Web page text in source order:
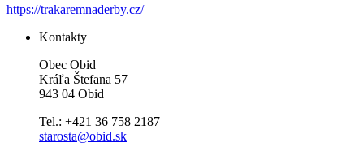
https://trakaremnaderby.cz/
Kontakty
Obec Obid
Kráľa Štefana 57
943 04 Obid
Tel.: +421 36 758 2187
starosta@obid.sk